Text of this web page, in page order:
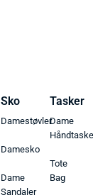
Sko
Damestøvler
Damesko
Dame
Sandaler
Tasker
Dame
Tote
Bag